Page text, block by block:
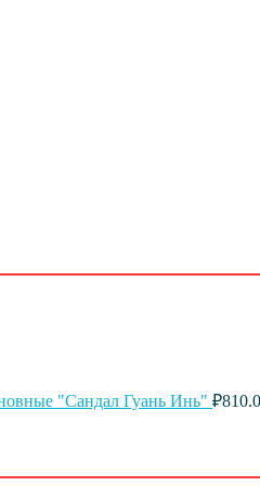
"Сандал Гуань Инь" ₽